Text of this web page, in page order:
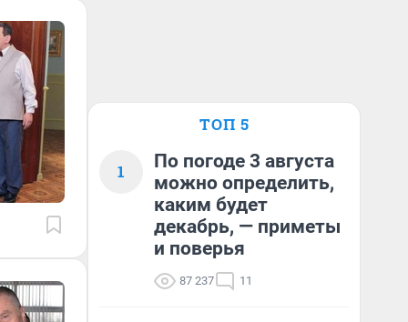
ТОП 5
1
По погоде 3 августа
можно определить,
каким будет
декабрь, — приметы
и поверья
87 237 11